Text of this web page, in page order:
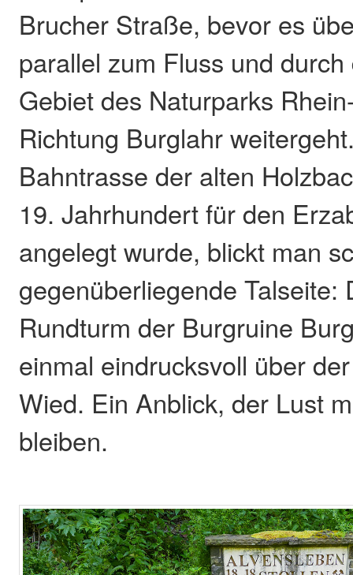
Brucher Straße, bevor es
parallel zum Fluss und
Gebiet des Naturparks
Richtung Burglahr
Bahntrasse der alten
19. Jahrhundert für den
angelegt wurde, blickt man
gegenüberliegende Talseite:
Rundturm der Burgruine
einmal eindrucksvoll über
Wied. Ein Anblick, der Lust
bleiben.